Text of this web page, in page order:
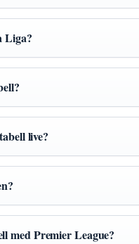
Liga?
live?
med Premier League?